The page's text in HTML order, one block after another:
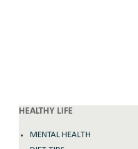
HEALTHY LIFE
MENTAL HEALTH